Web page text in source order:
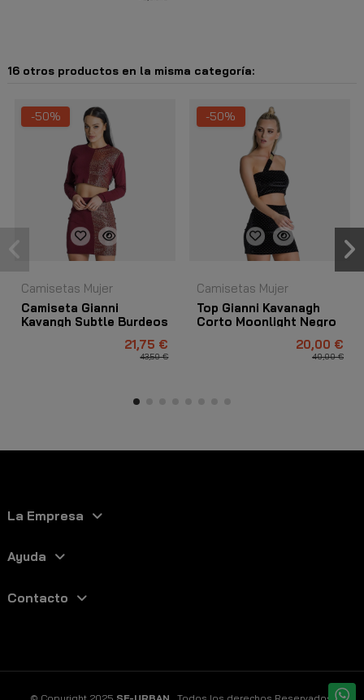
16 otros productos en la misma categoría:
-50%
Camisetas Mujer
Camiseta Gianni
Kavangh Subtle Burdeos
21,75 €
43,50 €
-50%
Camisetas Mujer
Top Gianni Kavanagh
Corto Moonlight Negro
20,00 €
40,00 €
La Empresa
Ayuda
Contacto